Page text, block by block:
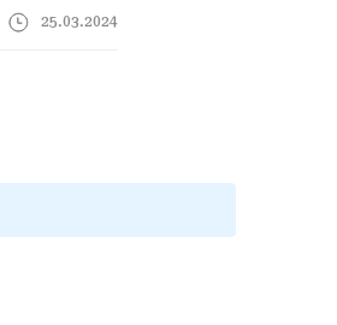
25.03.2024